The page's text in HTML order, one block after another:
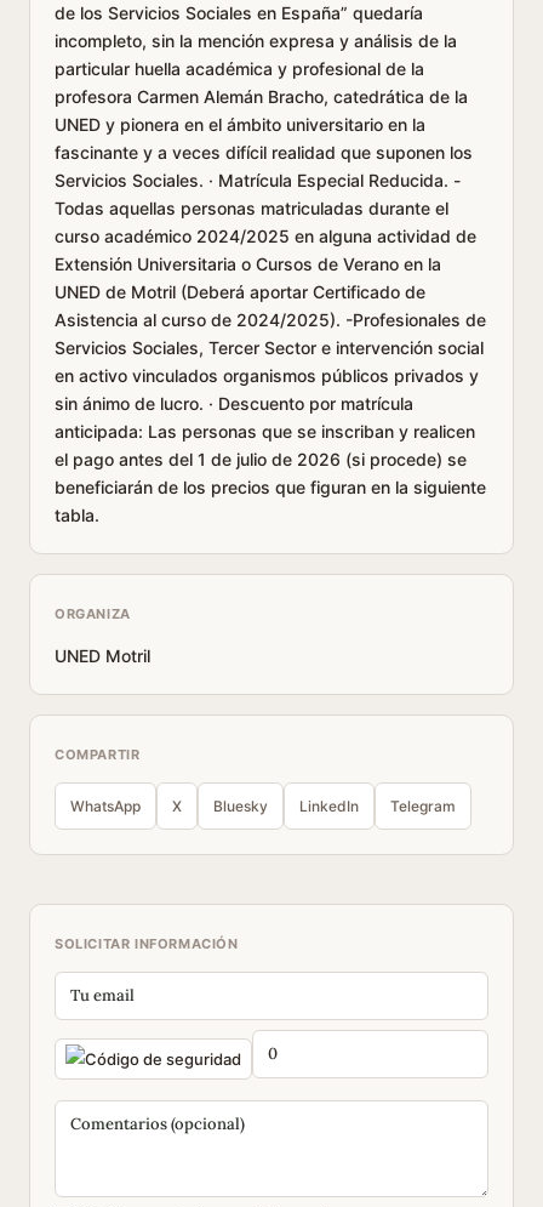
de los Servicios Sociales en España” quedaría
incompleto, sin la mención expresa y análisis de la
particular huella académica y profesional de la
profesora Carmen Alemán Bracho, catedrática de la
UNED y pionera en el ámbito universitario en la
fascinante y a veces difícil realidad que suponen los
Servicios Sociales. · Matrícula Especial Reducida. -
Todas aquellas personas matriculadas durante el
curso académico 2024/2025 en alguna actividad de
Extensión Universitaria o Cursos de Verano en la
UNED de Motril (Deberá aportar Certificado de
Asistencia al curso de 2024/2025). -Profesionales de
Servicios Sociales, Tercer Sector e intervención social
en activo vinculados organismos públicos privados y
sin ánimo de lucro. · Descuento por matrícula
anticipada: Las personas que se inscriban y realicen
el pago antes del 1 de julio de 2026 (si procede) se
beneficiarán de los precios que figuran en la siguiente
tabla.
ORGANIZA
UNED Motril
COMPARTIR
WhatsApp X Bluesky LinkedIn Telegram
SOLICITAR INFORMACIÓN